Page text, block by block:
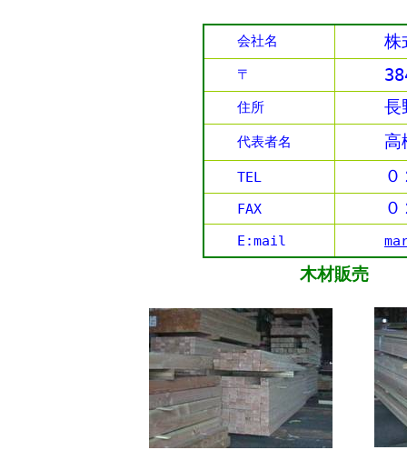
会社名 株
〒
住所 長
代表者名 高
TEL
FAX
E:mail
木材販売